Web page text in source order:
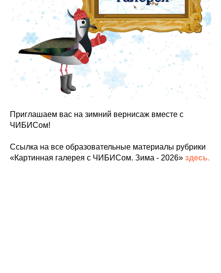
Приглашаем вас на зимний вернисаж вместе с
ЧИБИСом!
Ссылка на все образовательные материалы рубрики
«Картинная галерея с ЧИБИСом. Зима - 2026» здесь.